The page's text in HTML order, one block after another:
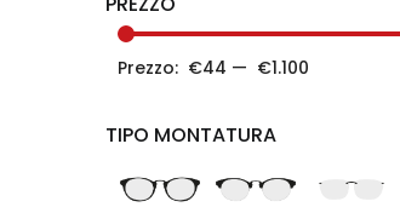
Prezzo: €44 — €1.100
TIPO MONTATURA